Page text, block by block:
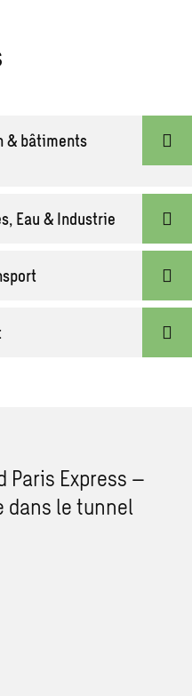
& bâtiments
Eau & Industrie
Paris Express –
dans le tunnel